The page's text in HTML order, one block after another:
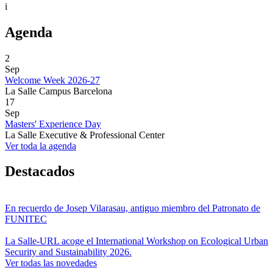
i
Agenda
2
Sep
Welcome Week 2026-27
La Salle Campus Barcelona
17
Sep
Masters' Experience Day
La Salle Executive & Professional Center
Ver toda la agenda
Destacados
En recuerdo de Josep Vilarasau, antiguo miembro del Patronato de
FUNITEC
La Salle-URL acoge el International Workshop on Ecological Urban
Security and Sustainability 2026.
Ver todas las novedades